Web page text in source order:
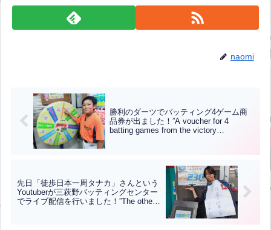
naomi
勝利のダーツでバッティング4ゲーム商
品券が出ました！”A voucher for 4
batting games from the victory
先日「徒歩日本一周タナカ」さんという
Youtuberが三萩野バッティングセンター
でライブ配信を行いました！”The other